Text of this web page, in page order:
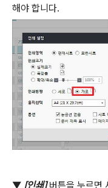
해야 합니다.
▼ [인쇄] 버튼을 누르면